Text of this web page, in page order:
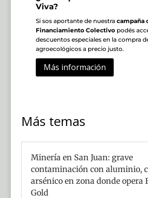
Viva?
Si sos aportante de nuestra campaña
Financiamiento Colectivopodés
descuentos especiales en la compra
agroecológicos a precio justo.
Más información
Más temas
Minería en San Juan: grave
contaminación con aluminio,
arsénico en zona donde opera
Gold